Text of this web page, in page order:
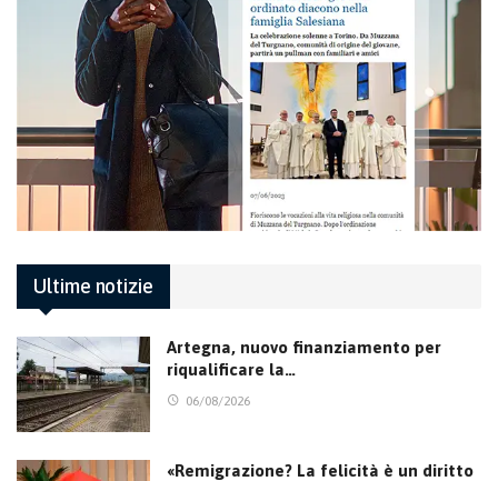
Ultime notizie
Artegna, nuovo finanziamento per
riqualificare la…
06/08/2026
«Remigrazione? La felicità è un diritto